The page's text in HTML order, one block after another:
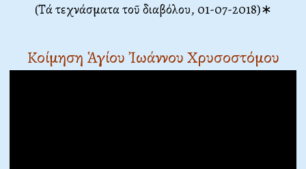
(Τά τεχνάσματα τοῦ διαβόλου, 01-07-2018)∗
Κοίμηση Ἁγίου Ἰωάννου Χρυσοστόμου